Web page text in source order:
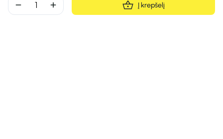
remove add Į krepšelį
Dezodorantas
BB ir CC kremas